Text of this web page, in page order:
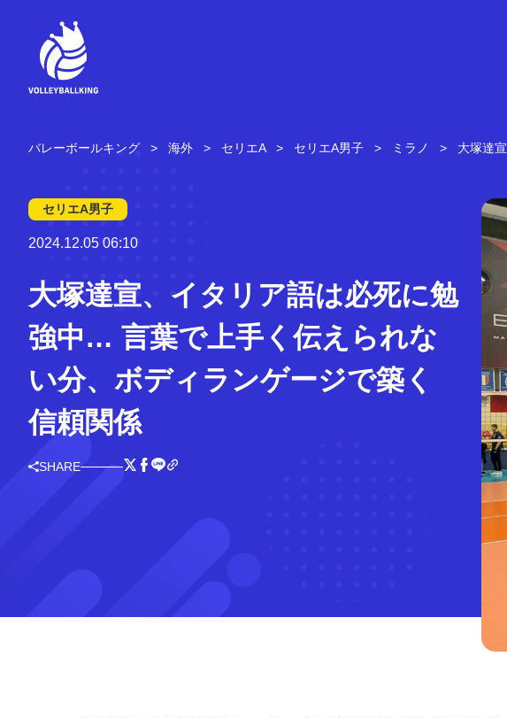
バレーボールキング 海外 セリエA セリエA男子 ミラノ 大塚達宣
セリエA男子
2024.12.05 06:10
大塚達宣、イタリア語は必死に勉
強中… 言葉で上手く伝えられな
い分、ボディランゲージで築く
信頼関係
SHARE